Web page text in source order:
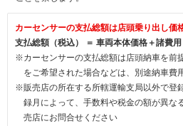
カーセンサーの支払総額は店頭乗り出し価
支払総額（税込） ＝ 車両本体価格＋諸費用
※カーセンサーの支払総額は店頭納車を前
をご希望された場合などは、別途納車費
※販売店の所在する所轄運輸支局以外で登
録月によって、手数料や税金の額が異な
売店にお問合せください